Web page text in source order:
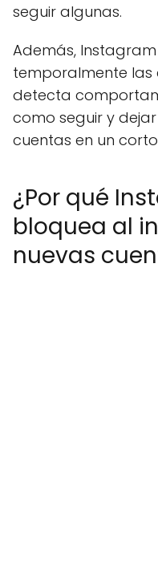
seguir algunas.
Además,
temporalmente las
detecta
como seguir y
cuentas en un
¿Por qué
bloquea al
nuevas